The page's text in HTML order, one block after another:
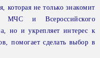
которая не только знакомит
МЧС и Всероссийского
но и укрепляет интерес к
помогает сделать выбор в